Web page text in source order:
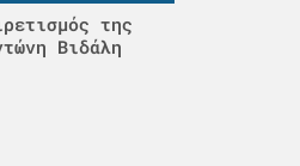
της
Βιδάλη